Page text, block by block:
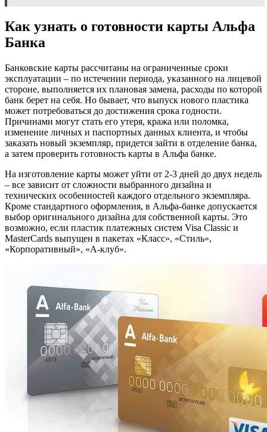
Как узнать о готовности карты Альфа
Банка
Банковские карты рассчитаны на ограниченные сроки
эксплуатации – по истечении периода, указанного на лицевой
стороне, выполняется их плановая замена, расходы по которой
банк берет на себя. Но бывает, что выпуск нового пластика
может потребоваться до достижения срока годности.
Причинами могут стать его утеря, кража или поломка,
изменение личных и паспортных данных клиента, и чтобы
заказать новый экземпляр, придется зайти в отделение банка,
а затем проверить готовность карты в Альфа банке.
На изготовление карты может уйти от 2-3 дней до двух недель
– все зависит от сложности выбранного дизайна и
технических особенностей каждого отдельного экземпляра.
Кроме стандартного оформления, в Альфа-банке допускается
выбор оригинального дизайна для собственной карты. Это
возможно, если пластик платежных систем Visa Classic и
MasterCards выпущен в пакетах «Класс», «Стиль»,
«Корпоративный», «А-клуб».